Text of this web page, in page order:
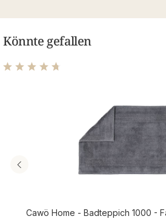
Könnte gefallen
Cawö Home - Badteppich 1000 -